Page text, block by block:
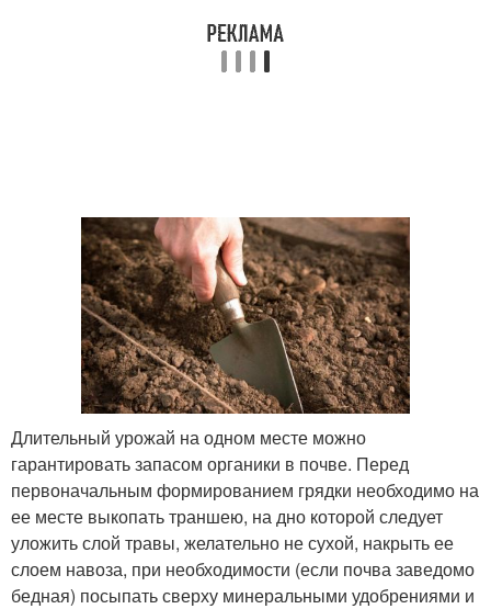
Длительный урожай на одном месте можно
гарантировать запасом органики в почве. Перед
первоначальным формированием грядки необходимо на
ее месте выкопать траншею, на дно которой следует
уложить слой травы, желательно не сухой, накрыть ее
слоем навоза, при необходимости (если почва заведомо
бедная) посыпать сверху минеральными удобрениями и